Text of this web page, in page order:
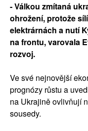
- Válkou zmítaná
ohrožení, protože
elektrárnách a nutí
na frontu, varovala
rozvoj.
Ve své nejnovější
prognózy růstu a
na Ukrajině ovlivňují
sousedy.